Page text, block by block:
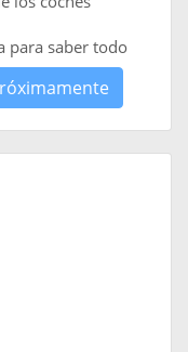
para saber todo